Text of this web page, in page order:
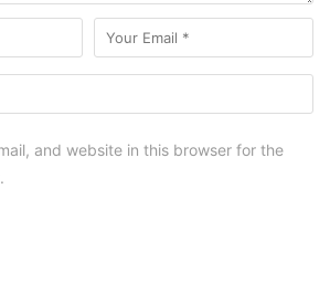
and website in this browser for the